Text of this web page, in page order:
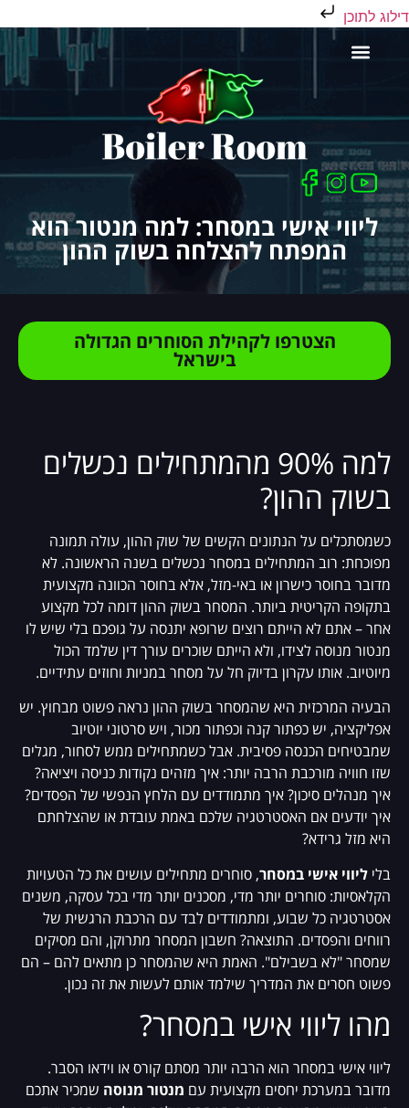
דילוג לתוכן
ליווי אישי במסחר: למה מנטור הוא
המפתח להצלחה בשוק ההון
הצטרפו לקהילת הסוחרים הגדולה
בישראל
למה 90% מהמתחילים נכשלים
בשוק ההון?
כשמסתכלים על הנתונים הקשים של שוק ההון, עולה תמונה
מפוכחת: רוב המתחילים במסחר נכשלים בשנה הראשונה. לא
מדובר בחוסר כישרון או באי-מזל, אלא בחוסר הכוונה מקצועית
בתקופה הקריטית ביותר. המסחר בשוק ההון דומה לכל מקצוע
אחר – אתם לא הייתם רוצים שרופא יתנסה על גופכם בלי שיש לו
מנטור מנוסה לצידו, ולא הייתם שוכרים עורך דין שלמד הכול
מיוטיוב. אותו עקרון בדיוק חל על מסחר במניות וחוזים עתידיים.
הבעיה המרכזית היא שהמסחר בשוק ההון נראה פשוט מבחוץ. יש
אפליקציה, יש כפתור קנה וכפתור מכור, ויש סרטוני יוטיוב
שמבטיחים הכנסה פסיבית. אבל כשמתחילים ממש לסחור, מגלים
שזו חוויה מורכבת הרבה יותר: איך מזהים נקודות כניסה ויציאה?
איך מנהלים סיכון? איך מתמודדים עם הלחץ הנפשי של הפסדים?
איך יודעים אם האסטרטגיה שלכם באמת עובדת או שהצלחתם
היא מזל גרידא?
בלי ליווי אישי במסחר, סוחרים מתחילים עושים את כל הטעויות
הקלאסיות: סוחרים יותר מדי, מסכנים יותר מדי בכל עסקה, משנים
אסטרטגיה כל שבוע, ומתמודדים לבד עם הרכבת הרגשית של
רווחים והפסדים. התוצאה? חשבון המסחר מתרוקן, והם מסיקים
שמסחר "לא בשבילם". האמת היא שהמסחר כן מתאים להם – הם
פשוט חסרים את המדריך שילמד אותם לעשות את זה נכון.
מהו ליווי אישי במסחר?
ליווי אישי במסחר הוא הרבה יותר מסתם קורס או וידאו הסבר.
מדובר במערכת יחסים מקצועית עם מנטור מנוסה שמכיר אתכם